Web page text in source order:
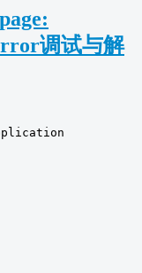
调试与解